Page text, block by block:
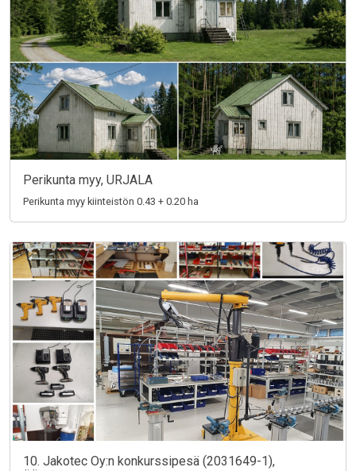
Perikunta myy, URJALA
Perikunta myy kiinteistön 0.43 + 0.20 ha
10. Jakotec Oy:n konkurssipesä (2031649-1),